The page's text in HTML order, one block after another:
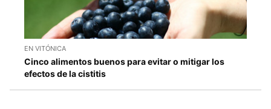
EN VITÓNICA
Cinco alimentos buenos para evitar o mitigar los
efectos de la cistitis